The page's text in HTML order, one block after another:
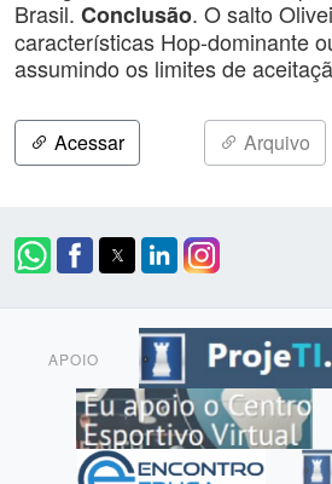
Brasil. Conclusão. O salto
características Hop-dominante
assumindo os limites de
Acessar Arquivo
APOIO